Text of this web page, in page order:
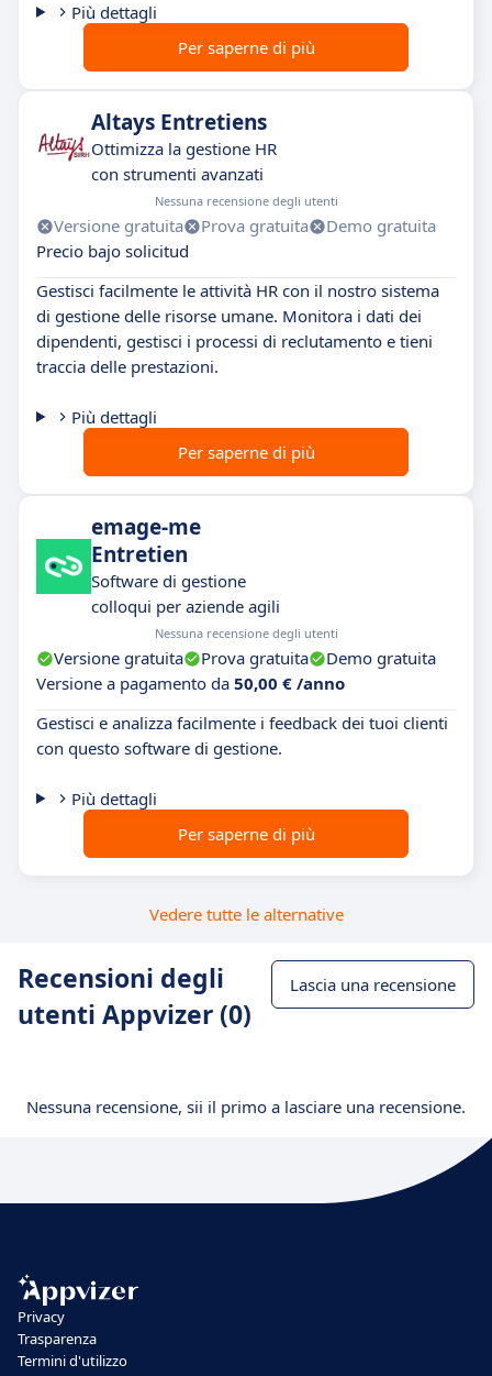
Più dettagli
Per saperne di più
Altays Entretiens
Ottimizza la gestione HR
con strumenti avanzati
Nessuna recensione degli utenti
Versione gratuita Prova gratuita
Demo gratuita
Precio bajo solicitud
Gestisci facilmente le attività HR con il nostro sistema
di gestione delle risorse umane. Monitora i dati dei
dipendenti, gestisci i processi di reclutamento e tieni
traccia delle prestazioni.
Più dettagli
Per saperne di più
emage-me
Entretien
Software di gestione
colloqui per aziende agili
Nessuna recensione degli utenti
Versione gratuita Prova gratuita
Demo gratuita
Versione a pagamento da 50,00 € /anno
Gestisci e analizza facilmente i feedback dei tuoi clienti
con questo software di gestione.
Più dettagli
Per saperne di più
Vedere tutte le alternative
Recensioni degli
utenti Appvizer (0)
Lascia una recensione
Nessuna recensione, sii il primo a lasciare una recensione.
Privacy
Trasparenza
Termini d'utilizzo